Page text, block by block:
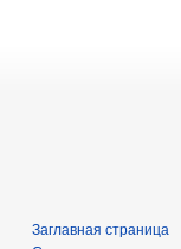
Заглавная страница